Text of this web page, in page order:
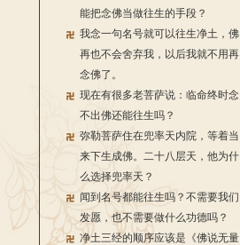
能把念佛当做往生的手段？
我念一句名号就可以往生净土，佛
再也不会舍弃我，以后我就不用再
念佛了。
现在有很多老菩萨说：临命终时念
不出佛还能往生吗？
弥勒菩萨住在兜率天内院，等着当
来下生成佛。二十八层天，他为什
么选择兜率天？
闻到名号都能往生吗？不需要我们
发愿，也不需要做什么功德吗？
净土三经的顺序应该是《佛说无量